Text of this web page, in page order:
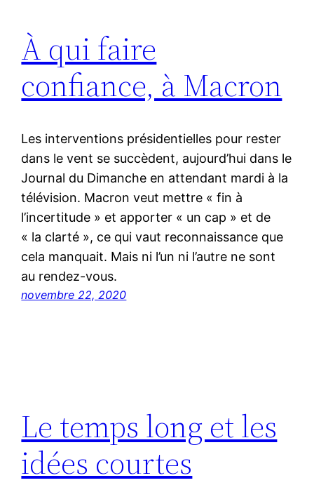
À qui faire
confiance, à Macron
Les interventions présidentielles pour rester
dans le vent se succèdent, aujourd’hui dans le
Journal du Dimanche en attendant mardi à la
télévision. Macron veut mettre « fin à
l’incertitude » et apporter « un cap » et de
« la clarté », ce qui vaut reconnaissance que
cela manquait. Mais ni l’un ni l’autre ne sont
au rendez-vous.
novembre 22, 2020
Le temps long et les
idées courtes